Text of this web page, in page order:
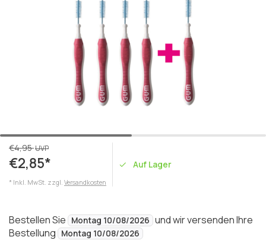
€4,95UVP
€2,85*
* Inkl. MwSt. zzgl. Versandkosten
Auf Lager
Bestellen Sie Montag 10/08/2026 und wir versenden Ihre
Bestellung
Montag 10/08/2026